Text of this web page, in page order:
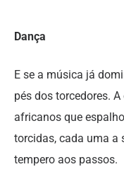
Dança
E se a música já
pés dos torcedores.
africanos que
torcidas, cada uma a
tempero aos passos.